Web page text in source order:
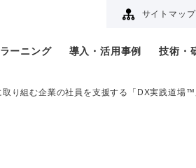
サイトマップ
ーニング 導入・活用事例 技術・
取り組む企業の社員を支援する「DX実践道場